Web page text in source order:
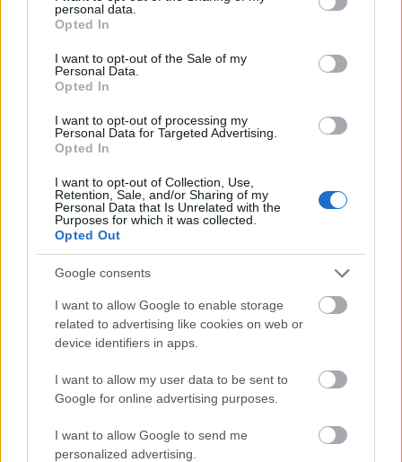
grant or deny consent to Google and its third-party tags to
use your data for below specified purposes in below Google
consent section.
personal data.
Opted In
I want to opt-out of the Sale of my
Personal Data.
Opted In
I want to opt-out of processing my
Personal Data for Targeted Advertising.
Opted In
I want to opt-out of Collection, Use,
Retention, Sale, and/or Sharing of my
Personal Data that Is Unrelated with the
Purposes for which it was collected.
Opted Out
Google consents
I want to allow Google to enable storage
related to advertising like cookies on web or
device identifiers in apps.
I want to allow my user data to be sent to
Google for online advertising purposes.
I want to allow Google to send me
personalized advertising.
Μόναχο (πηγή: Shutterstock)